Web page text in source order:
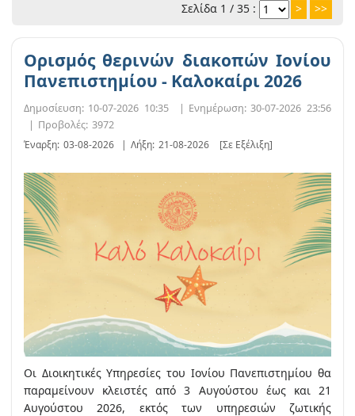
Σελίδα 1 / 35 : > >>
Ορισμός θερινών διακοπών Ιονίου
Πανεπιστημίου - Καλοκαίρι 2026
Δημοσίευση: 10-07-2026 10:35 | Ενημέρωση: 30-07-2026 23:56
| Προβολές: 3972
Έναρξη: 03-08-2026 | Λήξη: 21-08-2026 [Σε Εξέλιξη]
Οι Διοικητικές Υπηρεσίες του Ιονίου Πανεπιστημίου θα
παραμείνουν κλειστές από 3 Αυγούστου έως και 21
Αυγούστου 2026, εκτός των υπηρεσιών ζωτικής